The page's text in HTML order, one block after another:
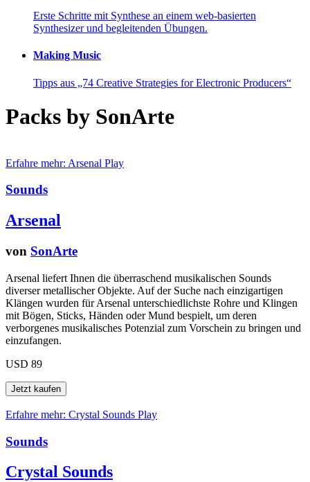
Erste Schritte mit Synthese an einem web-basierten
Synthesizer und begleitenden Übungen.
Making Music
Tipps aus „74 Creative Strategies for Electronic Producers“
Packs by SonArte
Erfahre mehr: Arsenal Play
Sounds
Arsenal
von SonArte
Arsenal liefert Ihnen die überraschend musikalischen Sounds
diverser metallischer Objekte. Auf der Suche nach einzigartigen
Klängen wurden für Arsenal unterschiedlichste Rohre und Klingen
mit Bögen, Sticks, Händen oder Mund bespielt, um deren
verborgenes musikalisches Potenzial zum Vorschein zu bringen und
einzufangen.
USD 89
Erfahre mehr: Crystal Sounds Play
Sounds
Crystal Sounds